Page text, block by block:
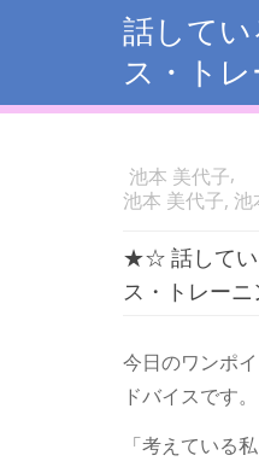
話して
ス・ト
池本 美代子,
池本 美代子, 池
★☆ 話してい
ス・トレー
今日のワンポ
ドバイスです。
「考えている